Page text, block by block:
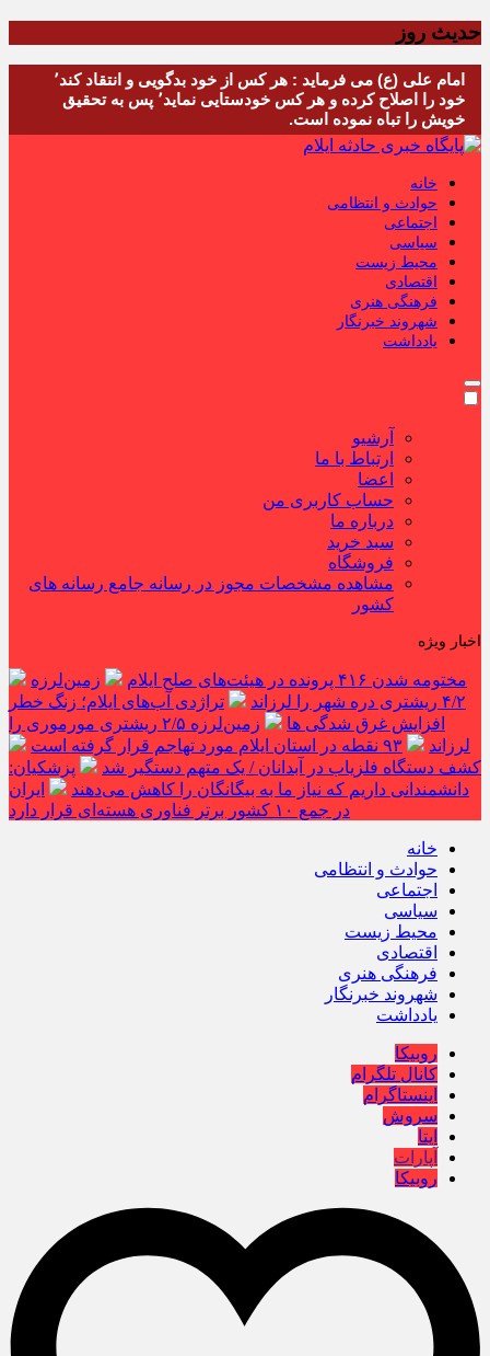
حدیث روز
امام علی (ع) می فرماید : هر کس از خود بدگویی و انتقاد کند٬
خود را اصلاح کرده و هر کس خودستایی نماید٬ پس به تحقیق
خویش را تباه نموده است.
خانه
حوادث و انتظامی
اجتماعی
سیاسی
محیط زیست
اقتصادی
فرهنگی هنری
شهروند خبرنگار
یادداشت
آرشیو
ارتباط با ما
اعضا
حساب کاربری من
درباره ما
سبد خرید
فروشگاه
مشاهده مشخصات مجوز در رسانه جامع رسانه های
کشور
اخبار ویژه
مختومه شدن ۴۱۶ پرونده در هیئت‌های صلح ایلام
زمین‌لرزه
۴/۲ ریشتری دره شهر را لرزاند
تراژدی آب‌های ایلام؛ زنگ خطر
افزایش غرق شدگی ها
زمین‌لرزه ۲/۵ ریشتری مورموری را
لرزاند
۹۳ نقطه در استان ایلام مورد تهاجم قرار گرفته است
کشف دستگاه فلزیاب در آبدانان / یک متهم دستگیر شد
پزشکیان:
دانشمندانی داریم که نیاز ما به بیگانگان را کاهش می‌دهند
ایران
در جمع ۱۰ کشور برتر فناوری هسته‌ای قرار دارد
خانه
حوادث و انتظامی
اجتماعی
سیاسی
محیط زیست
اقتصادی
فرهنگی هنری
شهروند خبرنگار
یادداشت
روبیکا
کانال تلگرام
اینستاگرام
سروش
ایتا
آپارات
روبیکا